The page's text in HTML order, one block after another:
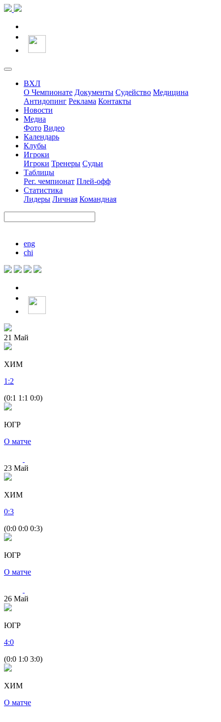
ВХЛ
О Чемпионате Документы Судейство Медицина
Антидопинг Реклама Контакты
Новости
Медиа
Фото Видео
Календарь
Клубы
Игроки
Игроки Тренеры Судьи
Таблицы
Рег. чемпионат Плей-офф
Статистика
Лидеры Личная Командная
eng
chi
21 Май
ХИМ
1 :2
(0:1 1:1 0:0)
ЮГР
О матче
23 Май
ХИМ
0:3
(0:0 0:0 0:3)
ЮГР
О матче
26 Май
ЮГР
4:0
(0:0 1:0 3:0)
ХИМ
О матче